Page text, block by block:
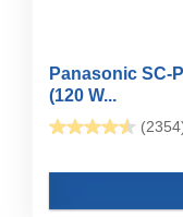
Panasonic SC-
(120 W...